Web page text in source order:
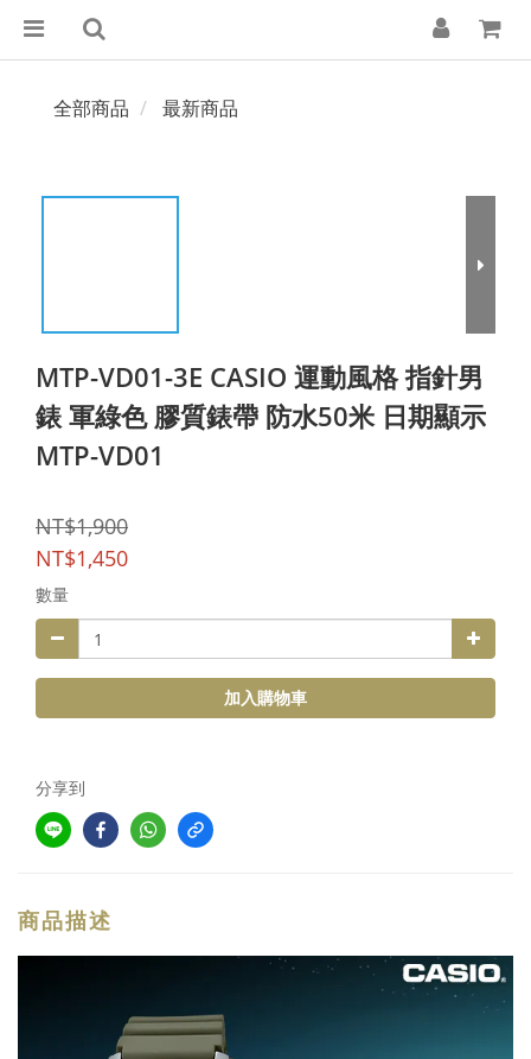
全部商品 最新商品
MTP-VD01-3E CASIO 運動風格 指針男
錶 軍綠色 膠質錶帶 防水50米 日期顯示
MTP-VD01
NT$1,900
NT$1,450
數量
加入購物車
分享到
商品描述